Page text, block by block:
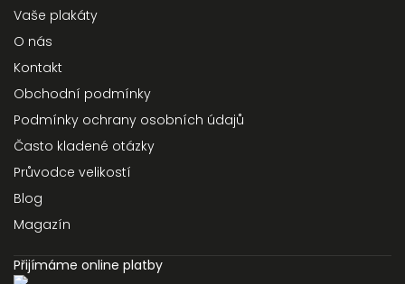
Vaše plakáty
O nás
Kontakt
Obchodní podmínky
Podmínky ochrany osobních údajů
Často kladené otázky
Průvodce velikostí
Blog
Magazín
Přijímáme online platby